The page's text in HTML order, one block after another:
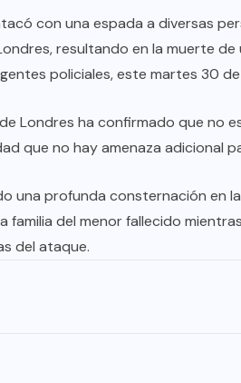
con una espada a diversas
resultando en la muerte
policiales, este martes 30
Londres ha confirmado que no
que no hay amenaza adicional
una profunda consternación en
familia del menor fallecido
del ataque.